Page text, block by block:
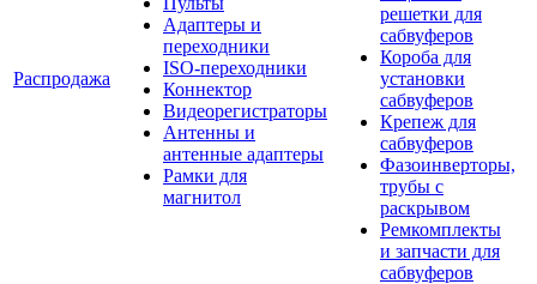
Распродажа
Адаптеры и
переходники
ISO-переходники
Коннектор
Видеорегистраторы
Антенны и
антенные адаптеры
Рамки для
магнитол
решетки для
сабвуферов
Короба для
установки
сабвуферов
Крепеж для
сабвуферов
Фазоинверторы,
трубы с
раскрывом
Ремкомплекты
и запчасти для
сабвуферов